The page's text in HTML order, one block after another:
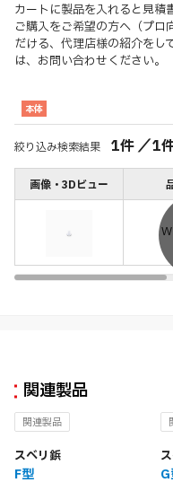
カートに製品を入れると見積
ご購入をご希望の方へ（プロ
だける、代理店様の紹介をし
は、お問い合わせください。
本体
絞り込み検索結果 1件／1
画像・3Dビュー
関連製品
関連製品
スベリ鋲
F型